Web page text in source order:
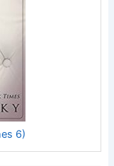
6)